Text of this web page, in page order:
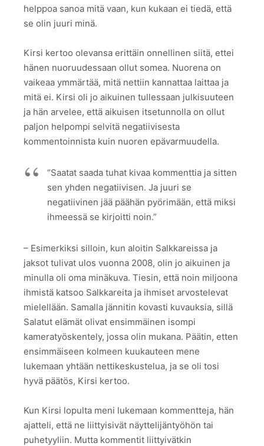
helppoa sanoa mitä vaan, kun kukaan ei tiedä, että
se olin juuri minä.
Kirsi kertoo olevansa erittäin onnellinen siitä, ettei
hänen nuoruudessaan ollut somea. Nuorena on
vaikeaa ymmärtää, mitä nettiin kannattaa laittaa ja
mitä ei. Kirsi oli jo aikuinen tullessaan julkisuuteen
ja hän arvelee, että aikuisen itsetunnolla on ollut
paljon helpompi selvitä negatiivisesta
kommentoinnista kuin nuoren epävarmuudella.
“Saatat saada tuhat kivaa kommenttia ja sitten
sen yhden negatiivisen. Ja juuri se
negatiivinen jää päähän pyörimään, että miksi
ihmeessä se kirjoitti noin.”
– Esimerkiksi silloin, kun aloitin Salkkareissa ja
jaksot tulivat ulos vuonna 2008, olin jo aikuinen ja
minulla oli oma minäkuva. Tiesin, että noin miljoona
ihmistä katsoo Salkkareita ja ihmiset arvostelevat
mielellään. Samalla jännitin kovasti kuvauksia, sillä
Salatut elämät olivat ensimmäinen isompi
kameratyöskentely, jossa olin mukana. Päätin, etten
ensimmäiseen kolmeen kuukauteen mene
lukemaan yhtään nettikeskustelua, ja se oli tosi
hyvä päätös, Kirsi kertoo.
Kun Kirsi lopulta meni lukemaan kommentteja, hän
ajatteli, että ne liittyisivät näyttelijäntyöhön tai
puhetyyliin. Mutta kommentit liittyivätkin